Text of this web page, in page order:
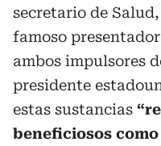
secretario de Salud,
famoso
ambos impulsores
presidente
estas sustancias
beneficiosos